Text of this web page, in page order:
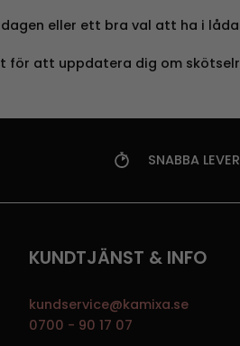
eller ett bra val att ha i
för att uppdatera dig om
SNABBA
KUNDTJÄNST & INFO
kundservice@kamixa.se
0700 - 90 17 07